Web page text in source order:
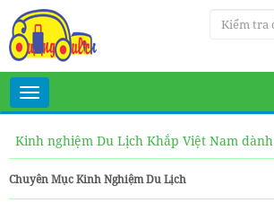
Toggle
navigation
Kinh nghiệm Du Lịch Khắp Việt Nam
Chuyên Mục Kinh Nghiệm Du Lịch